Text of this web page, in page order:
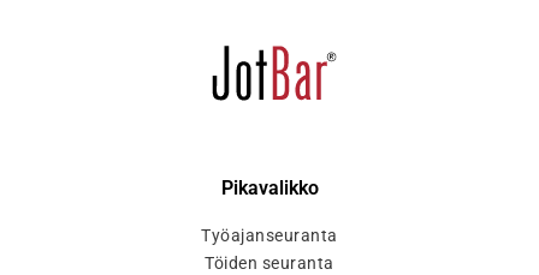
Pikavalikko
Työajanseuranta
Töiden seuranta